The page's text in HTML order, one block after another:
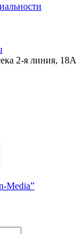
2-я линия, 18А
Media”